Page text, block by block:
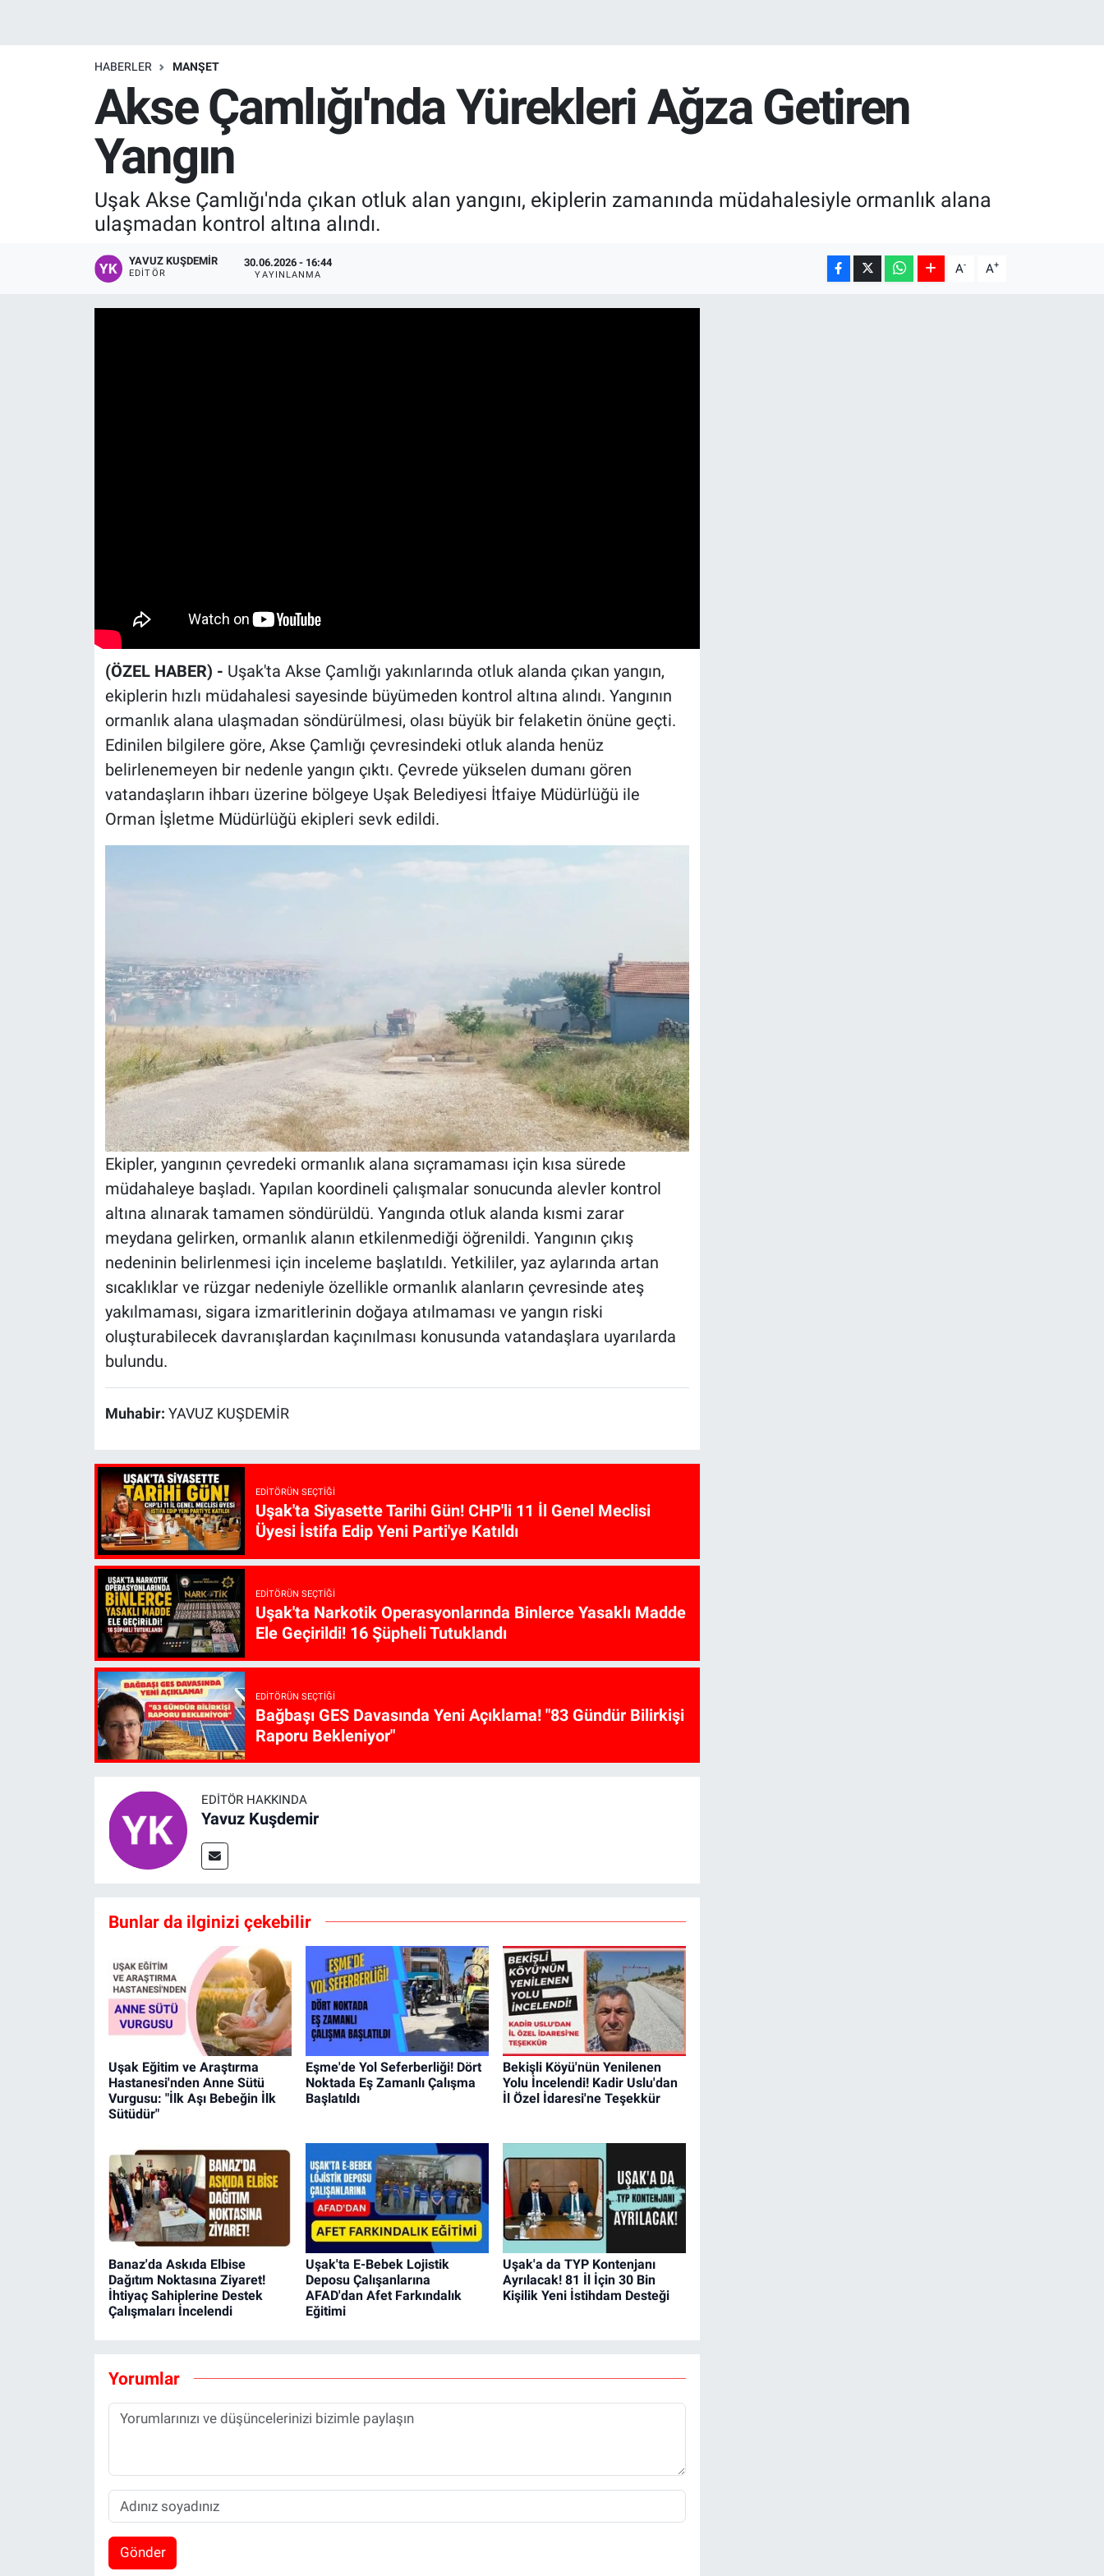
HABERLER MANŞET
Akse Çamlığı'nda Yürekleri Ağza Getiren
Yangın
Uşak Akse Çamlığı'nda çıkan otluk alan yangını, ekiplerin zamanında müdahalesiyle ormanlık alana
ulaşmadan kontrol altına alındı.
YAVUZ KUŞDEMIR
EDITÖR
30.06.2026 - 16:44
YAYINLANMA A- A+
(ÖZEL HABER) - Uşak'ta Akse Çamlığı yakınlarında otluk alanda çıkan yangın,
ekiplerin hızlı müdahalesi sayesinde büyümeden kontrol altına alındı. Yangının
ormanlık alana ulaşmadan söndürülmesi, olası büyük bir felaketin önüne geçti.
Edinilen bilgilere göre, Akse Çamlığı çevresindeki otluk alanda henüz
belirlenemeyen bir nedenle yangın çıktı. Çevrede yükselen dumanı gören
vatandaşların ihbarı üzerine bölgeye Uşak Belediyesi İtfaiye Müdürlüğü ile
Orman İşletme Müdürlüğü ekipleri sevk edildi.
Ekipler, yangının çevredeki ormanlık alana sıçramaması için kısa sürede
müdahaleye başladı. Yapılan koordineli çalışmalar sonucunda alevler kontrol
altına alınarak tamamen söndürüldü. Yangında otluk alanda kısmi zarar
meydana gelirken, ormanlık alanın etkilenmediği öğrenildi. Yangının çıkış
nedeninin belirlenmesi için inceleme başlatıldı. Yetkililer, yaz aylarında artan
sıcaklıklar ve rüzgar nedeniyle özellikle ormanlık alanların çevresinde ateş
yakılmaması, sigara izmaritlerinin doğaya atılmaması ve yangın riski
oluşturabilecek davranışlardan kaçınılması konusunda vatandaşlara uyarılarda
bulundu.
Muhabir: YAVUZ KUŞDEMİR
EDITÖRÜN SEÇTIĞI
Uşak'ta Siyasette Tarihi Gün! CHP'li 11 İl Genel Meclisi
Üyesi İstifa Edip Yeni Parti'ye Katıldı
EDITÖRÜN SEÇTIĞI
Uşak'ta Narkotik Operasyonlarında Binlerce Yasaklı Madde
Ele Geçirildi! 16 Şüpheli Tutuklandı
EDITÖRÜN SEÇTIĞI
Bağbaşı GES Davasında Yeni Açıklama! "83 Gündür Bilirkişi
Raporu Bekleniyor"
EDITÖR HAKKINDA
Yavuz Kuşdemir
Bunlar da ilginizi çekebilir
Uşak Eğitim ve Araştırma
Hastanesi'nden Anne Sütü
Vurgusu: "İlk Aşı Bebeğin İlk
Sütüdür"
Eşme'de Yol Seferberliği! Dört
Noktada Eş Zamanlı Çalışma
Başlatıldı
Bekişli Köyü'nün Yenilenen
Yolu İncelendi! Kadir Uslu'dan
İl Özel İdaresi'ne Teşekkür
Banaz'da Askıda Elbise
Dağıtım Noktasına Ziyaret!
İhtiyaç Sahiplerine Destek
Çalışmaları İncelendi
Uşak'ta E-Bebek Lojistik
Deposu Çalışanlarına
AFAD'dan Afet Farkındalık
Eğitimi
Uşak'a da TYP Kontenjanı
Ayrılacak! 81 İl İçin 30 Bin
Kişilik Yeni İstihdam Desteği
Yorumlar
Gönder
Resmi İlanlar
Son Dakika
Uşak Haberleri